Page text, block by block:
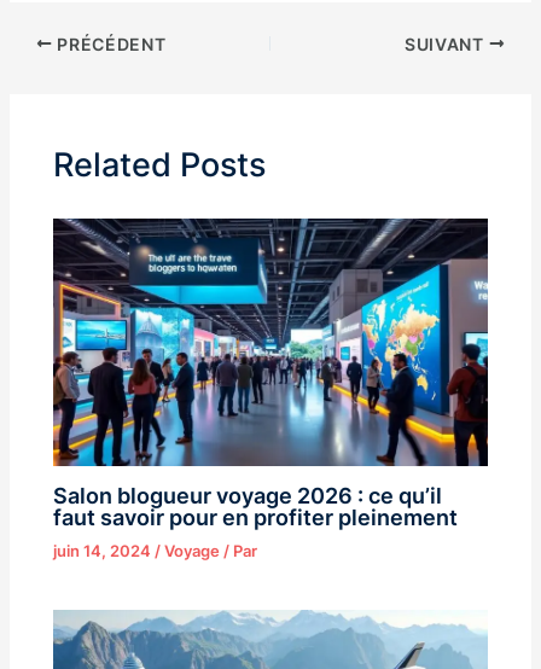
PRÉCÉDENT SUIVANT
Related Posts
Salon blogueur voyage 2026 : ce qu’il
faut savoir pour en profiter pleinement
juin 14, 2024 /Voyage / Par